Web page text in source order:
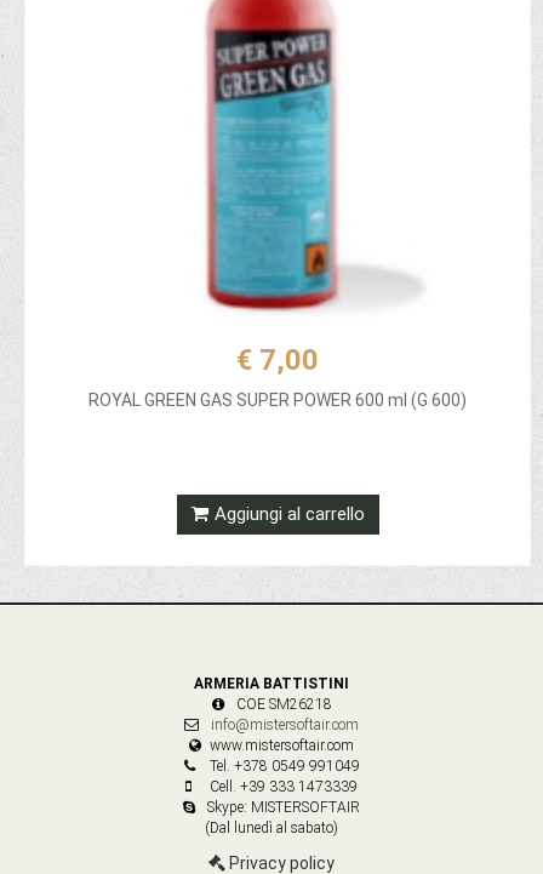
€ 7,00
ROYAL GREEN GAS SUPER POWER 600 ml (G 600)
Aggiungi al carrello
ARMERIA BATTISTINI
COE SM26218
info@mistersoftair.com
www.mistersoftair.com
Tel. +378 0549 991049
Cell. +39 333 1473339
Skype: MISTERSOFTAIR
(Dal lunedì al sabato)
Privacy policy